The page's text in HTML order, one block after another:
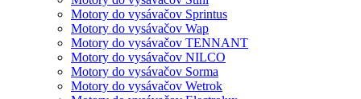
Motory do vysávačov Sprintus
Motory do vysávačov Wap
Motory do vysávačov TENNANT
Motory do vysávačov NILCO
Motory do vysávačov Sorma
Motory do vysávačov Wetrok